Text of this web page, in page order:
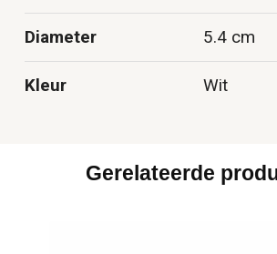
Diameter 5.4 cm
Kleur Wit
Gerelateerde